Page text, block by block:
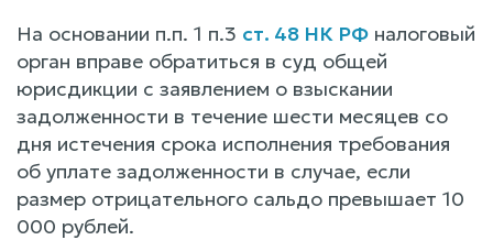
На основании п.п. 1 п.3 ст. 48 НК РФ налоговый
орган вправе обратиться в суд общей
юрисдикции с заявлением о взыскании
задолженности в течение шести месяцев со
дня истечения срока исполнения требования
об уплате задолженности в случае, если
размер отрицательного сальдо превышает 10
000 рублей.